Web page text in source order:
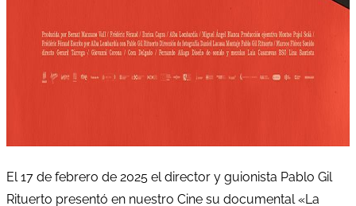
El 17 de febrero de 2025 el director y guionista Pablo Gil
Rituerto presentó en nuestro Cine su documental «La